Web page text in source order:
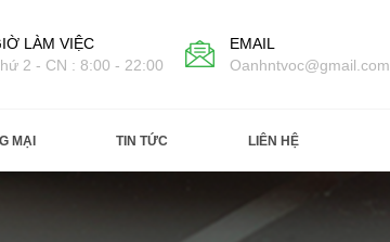
EMAIL
Oanhntvoc@gmail.com
LÀM VIỆC
2 - CN : 8:00 - 22:00
MẠI TIN TỨC LIÊN HỆ